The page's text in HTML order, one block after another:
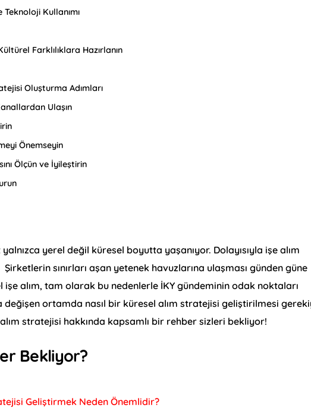
Kullanımı
Farklılıklara Hazırlanın
Oluşturma Adımları
Ulaşın
Önemseyin
Ölçün ve İyileştirin
yerel değil küresel boyutta yaşanıyor. Dolayısıyla işe alım
sınırları aşan yetenek havuzlarına ulaşması günden güne
alım, tam olarak bu nedenlerle İKY gündeminin odak noktaları
değişen ortamda nasıl bir küresel alım stratejisi geliştirilmesi
stratejisi hakkında kapsamlı bir rehber sizleri bekliyor!
Bekliyor?
Geliştirmek Neden Önemlidir?